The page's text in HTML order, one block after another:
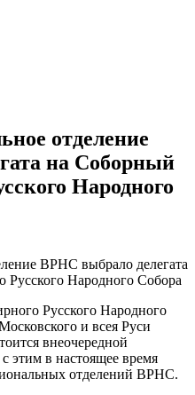
отделение
на Соборный
Народного
Русского Народного
и всея Руси
внеочередной
этим в настоящее время
отделений ВРНС.